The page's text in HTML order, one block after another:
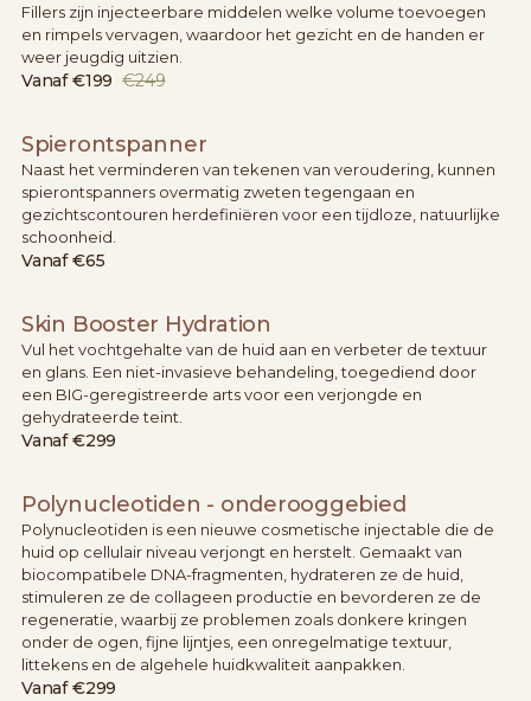
Fillers zijn injecteerbare middelen welke volume toevoegen
en rimpels vervagen, waardoor het gezicht en de handen er
weer jeugdig uitzien.
Vanaf €199 €249
Spierontspanner
Naast het verminderen van tekenen van veroudering, kunnen
spierontspanners overmatig zweten tegengaan en
gezichtscontouren herdefiniëren voor een tijdloze, natuurlijke
schoonheid.
Vanaf €65
Skin Booster Hydration
Vul het vochtgehalte van de huid aan en verbeter de textuur
en glans. Een niet-invasieve behandeling, toegediend door
een BIG-geregistreerde arts voor een verjongde en
gehydrateerde teint.
Vanaf €299
Polynucleotiden - onderooggebied
Polynucleotiden is een nieuwe cosmetische injectable die de
huid op cellulair niveau verjongt en herstelt. Gemaakt van
biocompatibele DNA-fragmenten, hydrateren ze de huid,
stimuleren ze de collageen productie en bevorderen ze de
regeneratie, waarbij ze problemen zoals donkere kringen
onder de ogen, fijne lijntjes, een onregelmatige textuur,
littekens en de algehele huidkwaliteit aanpakken.
Vanaf €299